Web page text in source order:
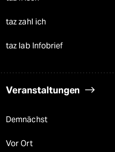
taz zahl ich
taz lab Infobrief
Veranstaltungen
Demnächst
Vor Ort